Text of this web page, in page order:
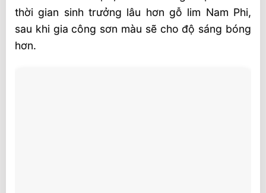
thời gian sinh trưởng lâu hơn gỗ lim Nam Phi,
sau khi gia công sơn màu sẽ cho độ sáng bóng
hơn.